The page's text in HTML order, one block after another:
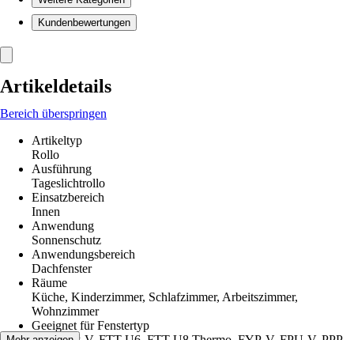
Kundenbewertungen
Artikeldetails
Bereich überspringen
Artikeltyp
Rollo
Ausführung
Tageslichtrollo
Einsatzbereich
Innen
Anwendung
Sonnenschutz
Anwendungsbereich
Dachfenster
Räume
Küche, Kinderzimmer, Schlafzimmer, Arbeitszimmer,
Wohnzimmer
Geeignet für Fenstertyp